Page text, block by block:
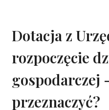
Dotacja z
rozpoczęcie
gospodarczej
przeznaczyć?